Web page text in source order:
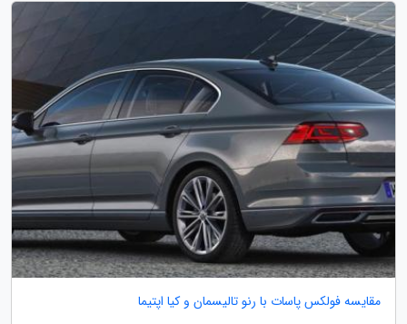
مقایسه فولکس پاسات با رنو تالیسمان و کیا اپتیما